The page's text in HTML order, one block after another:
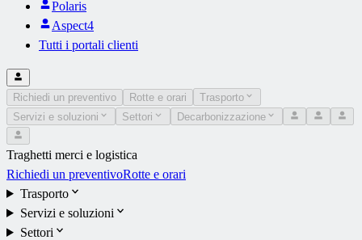
Polaris
Aspect4
Tutti i portali clienti
Richiedi un preventivo Rotte e orari
Trasporto
Servizi e soluzioni
Settori Decarbonizzazione
Traghetti merci e logistica
Richiedi un preventivoRotte e orari
Trasporto
Servizi e soluzioni
Settori